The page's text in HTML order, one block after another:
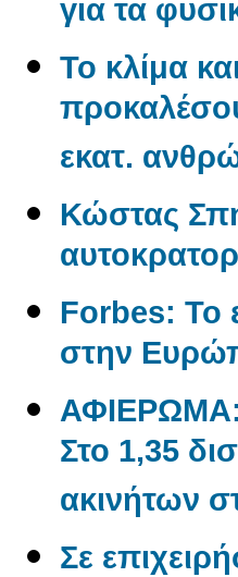
για τα
Το κλίμα
εκατ.
Κώστας
Forbes: Το
στην
Στο 1,35
ακινήτων
Σε